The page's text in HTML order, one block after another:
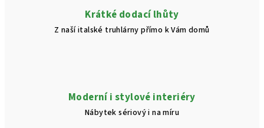
v
ý
p
Krátké dodací lhůty
Z naší italské truhlárny přímo k Vám domů
Moderní i stylové interiéry
Nábytek sériový i na míru